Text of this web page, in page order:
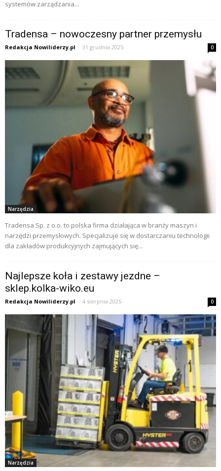
systemów zarządzania...
Tradensa – nowoczesny partner przemysłu
Redakcja Nowiliderzy.pl - 31 grudnia 2025 0
Narzędzia
Tradensa Sp. z o.o. to polska firma działająca w branży maszyn i
narzędzi przemysłowych. Specjalizuje się w dostarczaniu technologii
dla zakładów produkcyjnych zajmujących się...
Najlepsze koła i zestawy jezdne –
sklep.kolka-wiko.eu
Redakcja Nowiliderzy.pl - 4 sierpnia 2025 0
Narzędzia